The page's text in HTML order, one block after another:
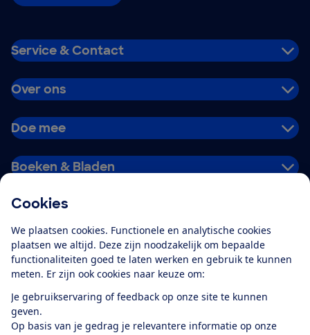
Cookies
We plaatsen cookies. Functionele en analytische cookies
plaatsen we altijd. Deze zijn noodzakelijk om bepaalde
functionaliteiten goed te laten werken en gebruik te kunnen
meten. Er zijn ook cookies naar keuze om:
Je gebruikservaring of feedback op onze site te kunnen
geven.
Op basis van je gedrag je relevantere informatie op onze
Service & Contact
Over ons
Doe mee
Boeken & Bladen
Alles over de
app